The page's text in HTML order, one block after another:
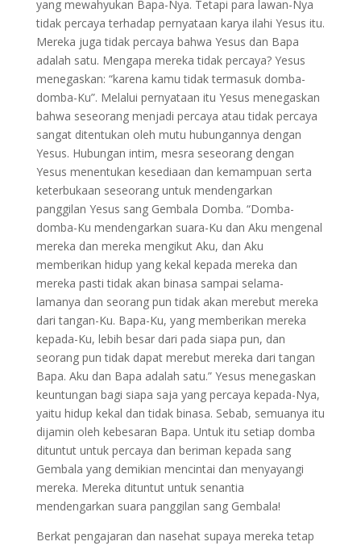
yang mewahyukan Bapa-Nya. Tetapi para lawan-Nya
tidak percaya terhadap pernyataan karya ilahi Yesus itu.
Mereka juga tidak percaya bahwa Yesus dan Bapa
adalah satu. Mengapa mereka tidak percaya? Yesus
menegaskan: “karena kamu tidak termasuk domba-
domba-Ku”. Melalui pernyataan itu Yesus menegaskan
bahwa seseorang menjadi percaya atau tidak percaya
sangat ditentukan oleh mutu hubungannya dengan
Yesus. Hubungan intim, mesra seseorang dengan
Yesus menentukan kesediaan dan kemampuan serta
keterbukaan seseorang untuk mendengarkan
panggilan Yesus sang Gembala Domba. “Domba-
domba-Ku mendengarkan suara-Ku dan Aku mengenal
mereka dan mereka mengikut Aku, dan Aku
memberikan hidup yang kekal kepada mereka dan
mereka pasti tidak akan binasa sampai selama-
lamanya dan seorang pun tidak akan merebut mereka
dari tangan-Ku. Bapa-Ku, yang memberikan mereka
kepada-Ku, lebih besar dari pada siapa pun, dan
seorang pun tidak dapat merebut mereka dari tangan
Bapa. Aku dan Bapa adalah satu.” Yesus menegaskan
keuntungan bagi siapa saja yang percaya kepada-Nya,
yaitu hidup kekal dan tidak binasa. Sebab, semuanya itu
dijamin oleh kebesaran Bapa. Untuk itu setiap domba
dituntut untuk percaya dan beriman kepada sang
Gembala yang demikian mencintai dan menyayangi
mereka. Mereka dituntut untuk senantia
mendengarkan suara panggilan sang Gembala!
Berkat pengajaran dan nasehat supaya mereka tetap